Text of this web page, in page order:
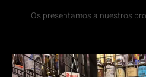
Os presentamos a nuestros